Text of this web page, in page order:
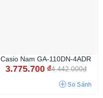
Casio Nam GA-110DN-4ADR
3.775.700 ₫4.442.000đ
So Sánh